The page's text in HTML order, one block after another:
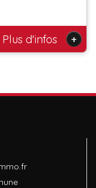
Plus d'infos +